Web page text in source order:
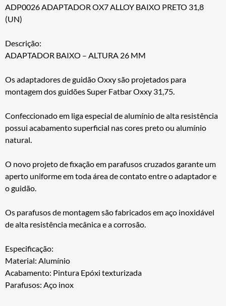
ADP0026 ADAPTADOR OX7 ALLOY BAIXO PRETO 31,8
(UN)
Descrição:
ADAPTADOR BAIXO – ALTURA 26 MM
Os adaptadores de guidão Oxxy são projetados para
montagem dos guidões Super Fatbar Oxxy 31,75.
Confeccionado em liga especial de alumínio de alta resistência
possui acabamento superficial nas cores preto ou alumínio
natural.
O novo projeto de fixação em parafusos cruzados garante um
aperto uniforme em toda área de contato entre o adaptador e
o guidão.
Os parafusos de montagem são fabricados em aço inoxidável
de alta resistência mecânica e a corrosão.
Especificação:
Material: Alumínio
Acabamento: Pintura Epóxi texturizada
Parafusos: Aço inox